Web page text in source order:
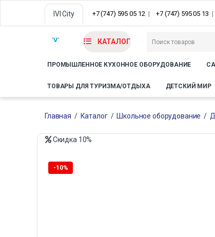
IVI City +7 (747) 595 05 12 +7 (747) 595 05 13
КАТАЛОГ
ПРОМЫШЛЕННОЕ КУХОННОЕ ОБОРУДОВАНИЕ
ТОВАРЫ ДЛЯ ТУРИЗМА/ОТДЫХА ДЕТСКИЙ МИР
Главная / Каталог / Школьное оборудование /
Скидка 10%
-10%